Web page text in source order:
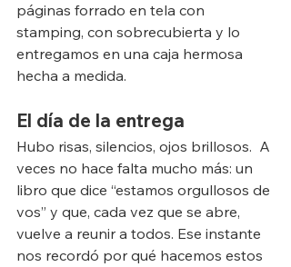
páginas forrado en tela con
stamping, con sobrecubierta y lo
entregamos en una caja hermosa
hecha a medida.
El día de la entrega
Hubo risas, silencios, ojos brillosos.  A
veces no hace falta mucho más: un
libro que dice “estamos orgullosos de
vos” y que, cada vez que se abre,
vuelve a reunir a todos. Ese instante
nos recordó por qué hacemos estos